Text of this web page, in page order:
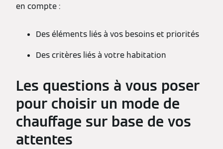
en compte :
Des éléments liés à vos besoins et priorités
Des critères liés à votre habitation
Les questions à vous poser
pour choisir un mode de
chauffage sur base de vos
attentes